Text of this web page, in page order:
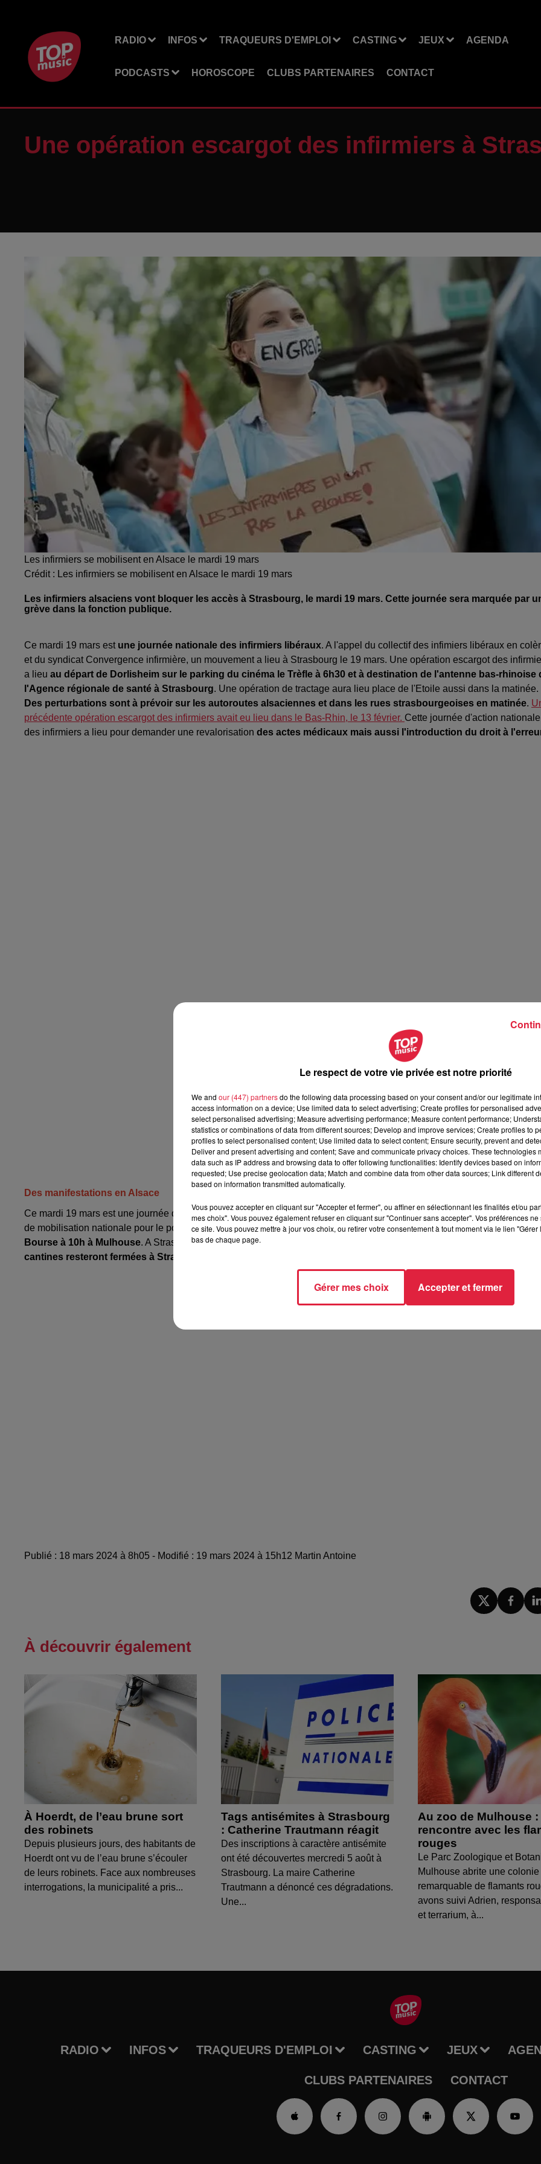
RADIO INFOS TRAQUEURS D'EMPLOI CASTING JEUX AGENDA
PODCASTS HOROSCOPE CLUBS PARTENAIRES CONTACT
Une opération escargot des infirmiers à
Les infirmiers se mobilisent en Alsace le mardi 19 mars
Crédit : Les infirmiers se mobilisent en Alsace le mardi 19 mars
Les infirmiers alsaciens vont bloquer les accès à Strasbourg, le mardi 19 mars. Cette journée sera marquée par
grève dans la fonction publique.
Ce mardi 19 mars est une journée nationale des infirmiers libéraux. A l'appel du collectif des infimiers libéraux en
et du syndicat Convergence infirmière, un mouvement a lieu à Strasbourg le 19 mars. Une opération escargot des
a lieu au départ de Dorlisheim sur le parking du cinéma le Trèfle à 6h30 et à destination de l'antenne bas-rhinoise
l'Agence régionale de santé à Strasbourg. Une opération de tractage aura lieu place de l'Etoile aussi dans la matinée.
Des perturbations sont à prévoir sur les autoroutes alsaciennes et dans les rues strasbourgeoises en matinée.
précédente opération escargot des infirmiers avait eu lieu dans le Bas-Rhin, le 13 février. Cette journée d'action nationale
des infirmiers a lieu pour demander une revalorisation des actes médicaux mais aussi l'introduction du droit à
Des manifestations en Alsace
Ce mardi 19 mars est une journée de grève de la fonction publique. Les organisations syndicales appellent à une journée
de mobilisation nationale pour le pouvoir d'achat. En Alsace, une manifestation aura lieuau départ de la place de la
Bourse à 10h à Mulhouse. A Strasbourg,le cortège partira de la place Kléber à 14h
cantines resteront fermées à Strasbourg demain
Publié : 18 mars 2024 à 8h05 - Modifié : 19 mars 2024 à 15h12 Martin Antoine
À découvrir également
À Hoerdt, de l’eau brune sort
des robinets
Depuis plusieurs jours, des habitants de
Hoerdt ont vu de l’eau brune s’écouler
de leurs robinets. Face aux nombreuses
interrogations, la municipalité a pris...
Tags antisémites à Strasbourg
: Catherine Trautmann réagit
Des inscriptions à caractère antisémite
ont été découvertes mercredi 5 août à
Strasbourg. La maire Catherine
Trautmann a dénoncé ces dégradations.
Une...
Au zoo de Mulhouse :
rencontre avec les
rouges
Le Parc Zoologique et
Mulhouse abrite une colonie
remarquable de flamants
avons suivi Adrien,
et terrarium, à...
RADIO INFOS TRAQUEURS D'EMPLOI CASTING JEUX
CLUBS PARTENAIRES CONTACT
Le respect de votre vie privée est notre priorité
We and our (447) partnersdo the following data processing based on your consent and/or our legitimate
access information on a device; Use limited data to select advertising; Create profiles for personalised
select personalised advertising; Measure advertising performance; Measure content performance;
statistics or combinations of data from different sources; Develop and improve services; Create profiles to
profiles to select personalised content; Use limited data to select content; Ensure security, prevent and
Deliver and present advertising and content; Save and communicate privacy choices. These technologies
data such as IP address and browsing data to offer following functionalities: Identify devices based on
requested; Use precise geolocation data; Match and combine data from other data sources; Link different
based on information transmitted automatically.
Vous pouvez accepter en cliquant sur "Accepter et fermer", ou affiner en sélectionnant les finalités et/ou
mes choix". Vous pouvez également refuser en cliquant sur "Continuer sans accepter". Vos préférences
ce site. Vous pouvez mettre à jour vos choix, ou retirer votre consentement à tout moment via le lien
bas de chaque page.
Gérer mes choix Accepter et fermer